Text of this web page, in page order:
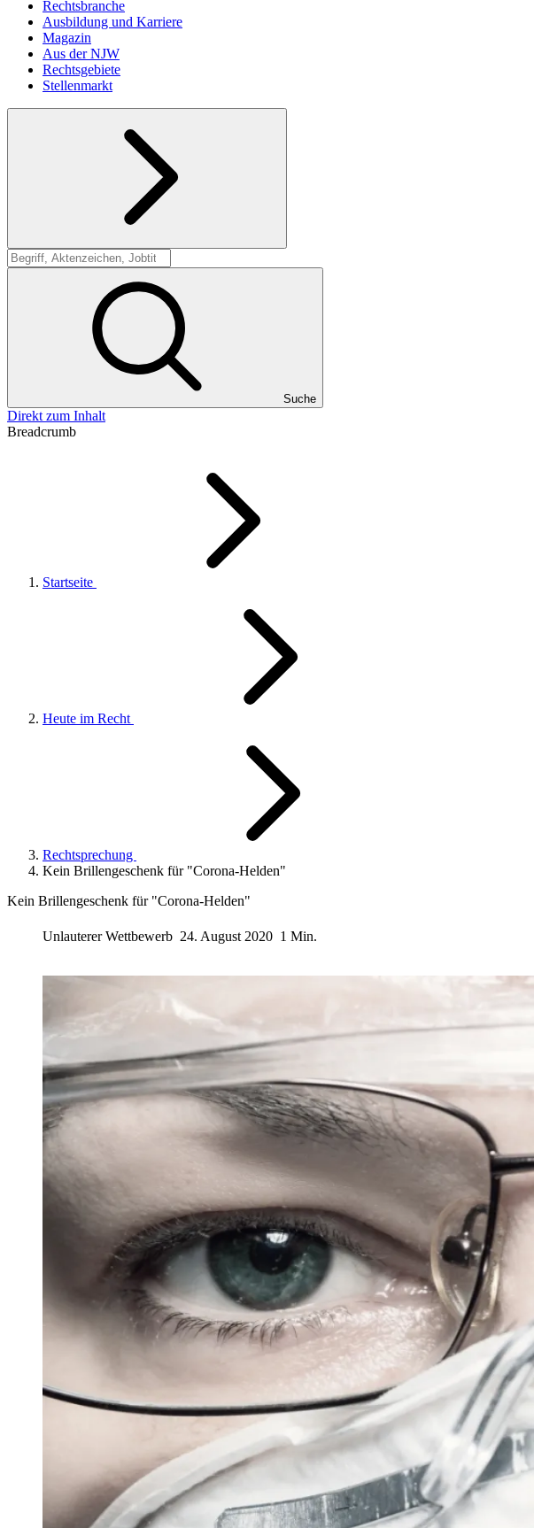
Rechtsbranche
Ausbildung und Karriere
Magazin
Aus der NJW
Rechtsgebiete
Stellenmarkt
Suche
Suche
Direkt zum Inhalt
Breadcrumb
Startseite
Heute im Recht
Rechtsprechung
Kein Brillengeschenk für "Corona-Helden"
Kein Brillengeschenk für "Corona-Helden"
Unlauterer Wettbewerb 24. August 2020 1 Min.